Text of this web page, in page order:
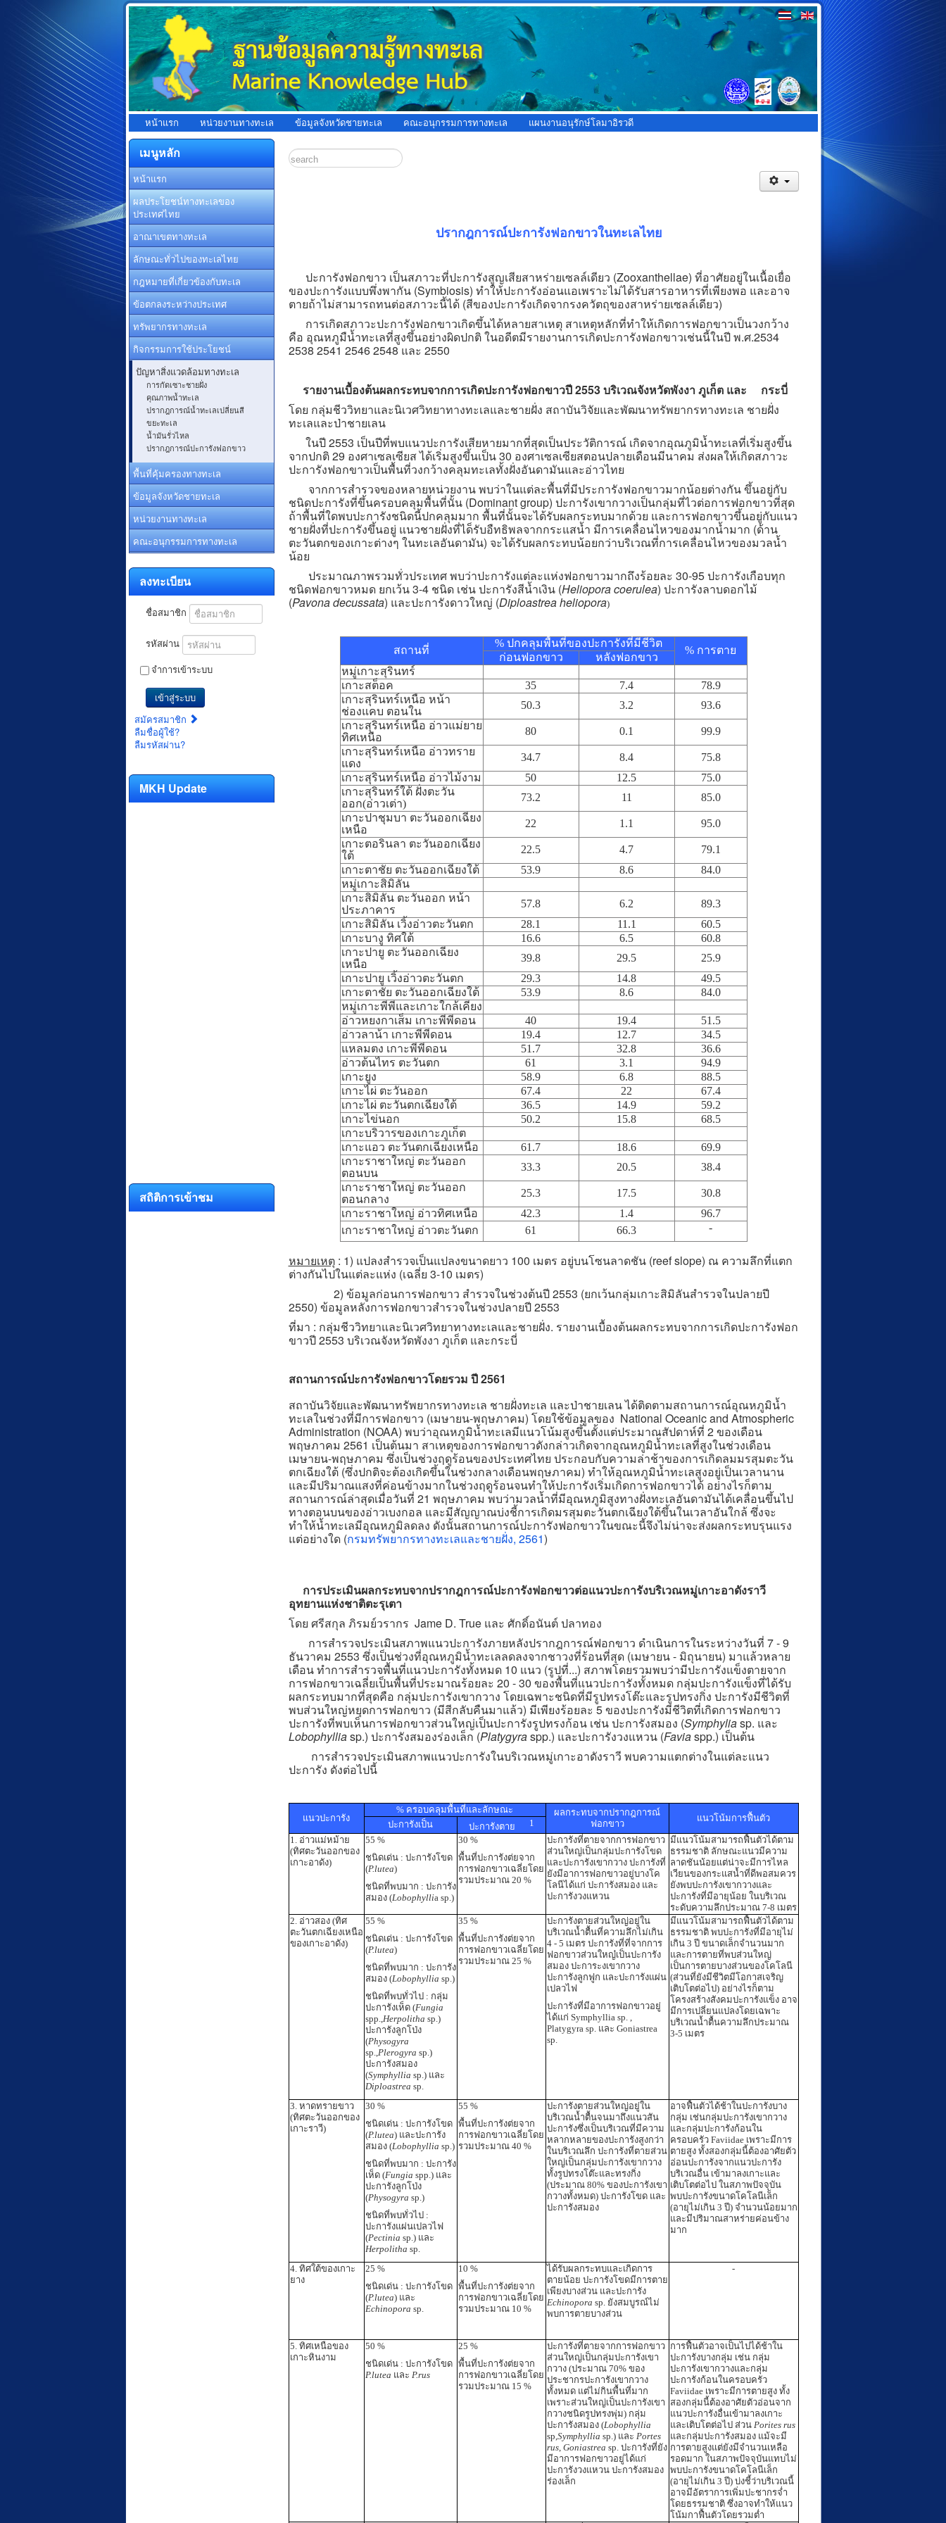
หน้าแรก หน่วยงานทางทะเล ข้อมูลจังหวัดชายทะเล คณะอนุกรรมการทางทะเล แผนงานอนุรักษ์โลมาอิรวดี
เมนูหลัก
หน้าแรก
ผลประโยชน์ทางทะเลของ
ประเทศไทย
อาณาเขตทางทะเล
ลักษณะทั่วไปของทะเลไทย
กฎหมายที่เกี่ยวข้องกับทะเล
ข้อตกลงระหว่างประเทศ
ทรัพยากรทางทะเล
กิจกรรมการใช้ประโยชน์
ปัญหาสิ่งแวดล้อมทางทะเล
การกัดเซาะชายฝั่ง
คุณภาพน้ำทะเล
ปรากฎการณ์น้ำทะเลเปลี่ยนสี
ขยะทะเล
น้ำมันรั่วไหล
ปรากฎการณ์ปะการังฟอกขาว
พื้นที่คุ้มครองทางทะเล
ข้อมูลจังหวัดชายทะเล
หน่วยงานทางทะเล
คณะอนุกรรมการทางทะเล
ลงทะเบียน
ชื่อสมาชิก
รหัสผ่าน
จำการเข้าระบบ
เข้าสู่ระบบ
สมัครสมาชิก
ลืมชื่อผู้ใช้?
ลืมรหัสผ่าน?
MKH Update
สถิติการเข้าชม
ปรากฎการณ์ปะการังฟอกขาวในทะเลไทย
ปะการังฟอกขาว เป็นสภาวะที่ปะการังสูญเสียสาหร่ายเซลล์เดียว (Zooxanthellae) ที่อาศัยอยู่ในเนื้อเยื่อ
ของปะการังแบบพึ่งพากัน (Symbiosis) ทำให้ปะการังอ่อนแอเพราะไม่ได้รับสารอาหารที่เพียงพอ และอาจ
ตายถ้าไม่สามารถทนต่อสภาวะนี้ได้ (สีของปะการังเกิดจากรงควัตถุของสาหร่ายเซลล์เดียว)
การเกิดสภาวะปะการังฟอกขาวเกิดขึ้นได้หลายสาเหตุ สาเหตุหลักที่ทำให้เกิดการฟอกขาวเป็นวงกว้าง
คือ อุณหภูมืน้ำทะเลที่สูงขึ้นอย่างผิดปกติ ในอดีตมีรายงานการเกิดปะการังฟอกขาวเช่นนี้ในปี พ.ศ.2534
2538 2541 2546 2548 และ 2550
รายงานเบื้องต้นผลกระทบจากการเกิดปะการังฟอกขาวปี 2553 บริเวณจังหวัดพังงา ภูเก็ต และ
กระบี่
โดย กลุ่มชีววิทยาและนิเวศวิทยาทางทะเลและชายฝั่ง สถาบันวิจัยและพัฒนาทรัพยากรทางทะเล ชายฝั่ง
ทะเลและป่าชายเลน
ในปี 2553 เป็นปีที่พบแนวปะการังเสียหายมากที่สุดเป็นประวัติการณ์ เกิดจากอุณภูมิน้ำทะเลที่เริ่มสูงขึ้น
จากปกติ 29 องศาเซลเซียส ได้เริ่มสูงขึ้นเป็น 30 องศาเซลเซียสตอนปลายเดือนมีนาคม ส่งผลให้เกิดสภาวะ
ปะการังฟอกขาวเป็นพื้นที่วงกว้างคลุมทะเลทั้งฝั่งอันดามันและอ่าวไทย
จากการสำรวจของหลายหน่วยงาน พบว่าในแต่ละพื้นที่มีประการังฟอกขาวมากน้อยต่างกัน ขึ้นอยู่กับ
ชนิดปะการังที่ขึ้นครอบคลุมพื้นที่นั้น (Dominant group) ปะการังเขากวางเป็นกลุ่มที่ไวต่อการฟอกขาวที่สุด
ถ้าพื้นที่ใดพบปะการังชนิดนี้ปกคลุมมาก พื้นที่นั้นจะได้รับผลกระทบมากด้วย และการฟอกขาวขึ้นอยู่กับแนว
ชายฝั่งที่ปะการังขึ้นอยู่ แนวชายฝั่งที่ได็รับอืทธิพลจากกระแสน้ำ มีการเคลื่อนไหวของมากน้ำมาก (ด้าน
ตะวันตกของเกาะต่างๆ ในทะเลอันดามัน) จะได้รับผลกระทบน้อยกว่าบริเวณที่การเคลื่อนไหวของมวลน้ำ
น้อย
ประมาณภาพรวมทั่วประเทศ พบว่าปะการังแต่ละแห่งฟอกขาวมากถึงร้อยละ 30-95 ปะการังเกือบทุก
ชนิดฟอกขาวหมด ยกเว้น 3-4 ชนิด เช่น ปะการังสีน้ำเงิน (Heliopora coerulea) ปะการังลาบดอกไม้
(Pavona decussata) และปะการังดาวใหญ่ (Diploastrea heliopora)
สถานที่
% ปกคลุมพื้นที่ของปะการังที่มีชีวิต
% การตาย
ก่อนฟอกขาว
หลังฟอกขาว
หมู่เกาะสุรินทร์
เกาะสต็อค
35 7.4
78.9
เกาะสุรินทร์เหนือ หน้า
ช่องแคบ ตอนใน
50.3 3.2
93.6
เกาะสุรินทร์เหนือ อ่าวแม่ยาย
ทิศเหนือ
80 0.1
99.9
เกาะสุรินทร์เหนือ อ่าวทราย
แดง
34.7 8.4
75.8
เกาะสุรินทร์เหนือ อ่าวไม้งาม
50 12.5
75.0
เกาะสุรินทร์ใต้ ฝั่งตะวัน
ออก(อ่าวเต่า)
73.2 11
85.0
เกาะปาชุมบา ตะวันออกเฉียง
เหนือ
22 1.1
95.0
เกาะตอรินลา ตะวันออกเฉียง
ใต้
22.5 4.7
79.1
เกาะตาชัย ตะวันออกเฉียงใต้
53.9 8.6
84.0
หมู่เกาะสิมิลัน
เกาะสิมิลัน ตะวันออก หน้า
ประภาคาร
57.8 6.2
89.3
เกาะสิมิลัน เวิ้งอ่าวตะวันตก
28.1 11.1
60.5
เกาะบางู ทิศใต้
16.6 6.5
60.8
เกาะปายู ตะวันออกเฉียง
เหนือ
39.8 29.5
25.9
เกาะปายู เวิ้งอ่าวตะวันตก
29.3 14.8
49.5
เกาะตาชัย ตะวันออกเฉียงใต้
53.9 8.6
84.0
หมู่เกาะพีพีและเกาะใกล้เคียง
อ่าวหยงกาเส็ม เกาะพีพีดอน
40 19.4
51.5
อ่าวลาน้า เกาะพีพีดอน
19.4 12.7
34.5
แหลมตง เกาะพีพีดอน
51.7 32.8
36.6
อ่าวต้นไทร ตะวันตก
61 3.1
94.9
เกาะยูง
58.9 6.8
88.5
เกาะไผ่ ตะวันออก
67.4 22
67.4
เกาะไผ่ ตะวันตกเฉียงใต้
36.5 14.9
59.2
เกาะไข่นอก
50.2 15.8
68.5
เกาะบริวารของเกาะภูเก็ต
เกาะแอว ตะวันตกเฉียงเหนือ
61.7 18.6
69.9
เกาะราชาใหญ่ ตะวันออก
ตอนบน
33.3 20.5
38.4
เกาะราชาใหญ่ ตะวันออก
ตอนกลาง
25.3 17.5
30.8
เกาะราชาใหญ่ อ่าวทิศเหนือ
42.3 1.4
96.7
เกาะราชาใหญ่ อ่าวตะวันตก
61 66.3 -
หมายเหตุ: 1) แปลงสำรวจเป็นแปลงขนาดยาว 100 เมตร อยู่บนโซนลาดชัน (reef slope) ณ ความลึกที่แตก
ต่างกันไปในแต่ละแห่ง (เฉลี่ย 3-10 เมตร)
2) ข้อมูลก่อนการฟอกขาว สำรวจในช่วงต้นปี 2553 (ยกเว้นกลุ่มเกาะสิมิลันสำรวจในปลายปี
2550) ข้อมูลหลังการฟอกขาวสำรวจในช่วงปลายปี 2553
ที่มา : กลุ่มชีววิทยาและนิเวศวิทยาทางทะเลและชายฝั่ง. รายงานเบื้องต้นผลกระทบจากการเกิดปะการังฟอก
ขาวปี 2553 บริเวณจังหวัดพังงา ภูเก็ต และกระบี่
สถานการณ์ปะการังฟอกขาวโดยรวม ปี 2561
สถาบันวิจัยและพัฒนาทรัพยากรทางทะเล ชายฝั่งทะเล และป่าชายเลน ได้ติดตามสถานการณ์อุณหภูมิน้ำ
ทะเลในช่วงที่มีการฟอกขาว (เมษายน-พฤษภาคม) โดยใช้ข้อมูลของ National Oceanic and Atmospheric
Administration (NOAA) พบว่าอุณหภูมิน้ำทะเลมีแนวโน้มสูงขึ้นตั้งแต่ประมาณสัปดาห์ที่ 2 ของเดือน
พฤษภาคม 2561 เป็นต้นมา สาเหตุของการฟอกขาวดังกล่าวเกิดจากอุณหภูมิน้ำทะเลที่สูงในช่วงเดือน
เมษายน-พฤษภาคม ซึ่งเป็นช่วงฤดูร้อนของประเทศไทย ประกอบกับความล่าช้าของการเกิดลมมรสุมตะวัน
ตกเฉียงใต้ (ซึ่งปกติจะต้องเกิดขึ้นในช่วงกลางเดือนพฤษภาคม) ทำให้อุณหภูมิน้ำทะเลสูงอยู่เป็นเวลานาน
และมีปริมาณแสงที่ค่อนข้างมากในช่วงฤดูร้อนจนทำให้ปะการังเริ่มเกิดการฟอกขาวได้ อย่างไรก็ตาม
สถานการณ์ล่าสุดเมื่อวันที่ 21 พฤษภาคม พบว่ามวลน้ำที่มีอุณหภูมิสูงทางฝั่งทะเลอันดามันได้เคลื่อนขึ้นไป
ทางตอนบนของอ่าวเบงกอล และมีสัญญาณบ่งชี้การเกิดมรสุมตะวันตกเฉียงใต้ขึ้นในเวลาอันใกล้ ซึ่งจะ
ทำให้น้ำทะเลมีอุณหภูมิลดลง ดังนั้นสถานการณ์ปะการังฟอกขาวในขณะนี้จึงไม่น่าจะส่งผลกระทบรุนแรง
แต่อย่างใด (กรมทรัพยากรทางทะเลและชายฝั่ง, 2561)
การประเมินผลกระทบจากปรากฎการณ์ปะการังฟอกขาวต่อแนวปะการังบริเวณหมู่เกาะอาดังราวี
อุทยานแห่งชาติตะรุเตา
โดย ศรีสกุล ภิรมย์วรากร Jame D. True และ ศักดิ์อนันต์ ปลาทอง
การสำรวจประเมินสภาพแนวปะการังภายหลังปรากฎการณ์ฟอกขาว ดำเนินการในระหว่างวันที่ 7 - 9
ธันวาคม 2553 ซึ่งเป็นช่วงที่อุณหภูมิน้ำทะเลลดลงจากชาวงที่ร้อนที่สุด (เมษายน - มิถุนายน) มาแล้วหลาย
เดือน ทำการสำรวจพื้นที่แนวปะการังทั้งหมด 10 แนว (รูปที่...) สภาพโดยรวมพบว่ามีปะการังแข็งตายจาก
การฟอกขาวเฉลี่ยเป็นพื้นที่ประมาณร้อยละ 20 - 30 ของพื้นที่แนวปะการังทั้งหมด กลุ่มปะการังแข็งที่ได้รับ
ผลกระทบมากที่สุดคือ กลุ่มปะการังเขากวาง โดยเฉพาะชนิดที่มีรูปทรงโต๊ะและรูปทรงกิ่ง ปะการังมีชีวิตที่
พบส่วนใหญ่หยุดการฟอกขาว (มีสีกลับคืนมาแล้ว) มีเพียงร้อยละ 5 ของปะการังมีชีวิตที่เกิดการฟอกขาว
ปะการังที่พบเห็นการฟอกขาวส่วนใหญ่เป็นปะการังรูปทรงก้อน เช่น ปะการังสมอง (Symphyliasp. และ
Lobophylliasp.) ปะการังสมองร่องเล็ก (Platygyraspp.) และปะการังวงแหวน (Faviaspp.) เป็นต้น
การสำรวจประเมินสภาพแนวปะการังในบริเวณหมู่เกาะอาดังราวี พบความแตกต่างในแต่ละแนว
ปะการัง ดังต่อไปนี้
แนวปะการัง
% ครอบคลุมพื้นที่และลักษณะ
ผลกระทบจากปรากฎการณ์
ฟอกขาว
แนวโน้มการฟื้นตัว
ปะการังเป็น ปะการังตาย
1
1. อ่าวแม่หม้าย
(ทิศตะวันออกของ
เกาะอาดัง)
55 %
ชนิดเด่น : ปะการังโขด
(P.lutea)
ชนิดที่พบมาก : ปะการัง
สมอง (Lobophyllia sp.)
30 %
พื้นที่ปะการังต่ยจาก
การฟอกขาวเฉลี่ยโดย
รวมประมาณ 20 %
ปะการังที่ตายจากการฟอกขาว
ส่วนใหญ่เป็นกลุ่มปะการังโขด
และปะการังเขากวาง ปะการังที่
ยังมีอาการฟอกขาวอยู่บางโค
โลนีได้แก่ ปะการังสมอง และ
ปะการังวงแหวน
มีแนวโน้มสามารถฟื้นตัวได้ตาม
ธรรมชาติ ลักษณะแนวมีความ
ลาดชันน้อยแต่น่าจะมีการไหล
เวียนของกระแสน้ำที่ดีพอสมควร
ยังพบปะการังเขากวางและ
ปะการังที่มีอายุน้อย ในบริเวณ
ระดับความลึกประมาณ 7-8 เมตร
2. อ่าวสอง (ทิศ
ตะวันตกเฉียงเหนือ
ของเกาะอาดัง)
55 %
ชนิดเด่น : ปะการังโขด
(P.lutea)
ชนิดที่พบมาก : ปะการัง
สมอง (Lobophyllia sp.)
ชนิดที่พบทั่วไป : กลุ่ม
ปะการังเห็ด (Fungia
spp.,Herpolitha sp.)
ปะการังลูกโป่ง
(Physogyra
sp.,Plerogyra sp.)
ปะการังสมอง
(Symphyllia sp.) และ
Diploastrea sp.
35 %
พื้นที่ปะการังต่ยจาก
การฟอกขาวเฉลี่ยโดย
รวมประมาณ 25 %
ปะการังตายส่วนใหญ่อยู่ใน
บริเวณน้ำตื้นที่ความลึกไม่เกิน
4 - 5 เมตร ปะการังที่ที่จากการ
ฟอกขาวส่วนใหญ๋เป็นปะการัง
สมอง ปะการะงเขากวาง
ปะการังลูกฟูก และปะการังแผ่น
เปลวไฟ
ปะการังที่มีอาการฟอกขาวอยู่
ได้แก่ Symphyllia sp. ,
Platygyra sp. และ Goniastrea
sp.
มีแนวโน้มสามารถฟื้นตัวได้ตาม
ธรรมชาติ พบปะการังที่มีอายุไม่
เกิน 3 ปี ขนาดเล็กจำนวนมาก
และการตายที่พบส่วนใหญ่
เป็นการตายบางส่วนของโคโลนี
(ส่วนที่ยังมีชีวิตมีโอกาสเจริญ
เติบโตต่อไป) อย่างไรก็ตาม
โครงสร้างสังคมปะการังแข็ง อาจ
มีการเปลี่ยนแปลงโดยเฉพาะ
บริเวณน้ำตื้นความลึกประมาณ
3-5 เมตร
3. หาดทรายขาว
(ทิศตะวันออกของ
เกาะราวี)
30 %
ชนิดเด่น : ปะการังโขด
(P.lutea) และปะการัง
สมอง (Lobophyllia sp.)
ชนิดที่พบมาก : ปะการัง
เห็ด (Fungia spp.) และ
ปะการังลูกโป่ง
(Physogyra sp.)
ชนิดที่พบทั่วไป :
ปะการังแผ่นเปลวไฟ
(Pectinia sp.) และ
Herpolitha sp.
55 %
พื้นที่ปะการังต่ยจาก
การฟอกขาวเฉลี่ยโดย
รวมประมาณ 40 %
ปะการังตายส่วนใหญ่อยู่ใน
บริเวณน้ำตื้นจนมาถึงแนวสัน
ปะการังซึ่งเป็นบริเวณที่มีความ
หลากหลายของปะการังสูงกว่า
ในบริเวณลึก ปะการังที่ตายส่วน
ใหญ่เป็นกลุ่มปะการังเขากวาง
ทั้งรูปทรงโต๊ะและทรงกิ่ง
(ประมาณ 80% ของปะการังเขา
กวางทั้งหมด) ปะการังโขด และ
ปะการังสมอง
อาจฟื้นตัวได้ช้าในปะการังบาง
กลุ่ม เช่นกลุ่มปะการังเขากวาง
และกลุ่มปะการังก้อนใน
ครอบครัว Faviidae เพราะมีการ
ตายสูง ทั้งสองกลุ่มนี้ต้องอาศัยตัว
อ่อนปะการังจากแนวปะการัง
บริเวณอื่น เข้ามาลงเกาะและ
เติบโตต่อไป ในสภาพปัจจุบัน
พบปะการังขนาดโคโลนีเล็ก
(อายุไม่เกิน 3 ปี) จำนวนน้อยมาก
และมีปริมาณสาหร่ายค่อนข้าง
มาก
4. ทิศใต้ของเกาะ
ยาง
25 %
ชนิดเด่น : ปะการังโขด
(P.lutea) และ
Echinopora sp.
10 %
พื้นที่ปะการังต่ยจาก
การฟอกขาวเฉลี่ยโดย
รวมประมาณ 10 %
ได้รับผลกระทบและเกิดการ
ตายน้อย ปะการังโขดมีการตาย
เพียงบางส่วน และปะการัง
Echinopora sp. ยังสมบูรณ์ไม่
พบการตายบางส่วน
-
5. ทิศเหนือของ
เกาะหินงาม
50 %
ชนิดเด่น : ปะการังโขด
P.lutea และ P.rus
25 %
พื้นที่ปะการังต่ยจาก
การฟอกขาวเฉลี่ยโดย
รวมประมาณ 15 %
ปะการังที่ตายจากการฟอกขาว
ส่วนใหญ่เป็นกลุ่มปะการังเขา
กวาง (ประมาณ 70% ของ
ประชากรปะการังเขากวาง
ทั้งหมด แต่ไม่กินพื้นที่มาก
เพราะส่วนใหญ่เป็นปะการังเขา
กวางชนิดรูปทรงพุ่ม) กลุ่ม
ปะการังสมอง (Lobophyllia
sp,Symphyllia sp.) และ Portes
rus, Goniastrea sp. ปะการังที่ยัง
มีอาการฟอกขาวอยู่ได้แก่
ปะการังวงแหวน ปะการังสมอง
ร่องเล็ก
การฟื้นตัวอาจเป็นไปได้ช้าใน
ปะการังบางกลุ่ม เช่น กลุ่ม
ปะการังเขากวางและกลุ่ม
ปะการังก้อนในครอบครัว
Faviidae เพราะมีการตายสูง ทั้ง
สองกลุ่มนี้ต้องอาศัยตัวอ่อนจาก
แนวปะการังอื่นเข้ามาลงเกาะ
และเติบโตต่อไป ส่วน Porites rus
และกลุ่มปะการังสมอง แม้จะมี
การตายสูงแต่ยังมีจำนวนเหลือ
รอดมาก ในสภาพปัจจุบันแทบไม่
พบปะการังขนาดโคโลนีเล็ก
(อายุไม่เกิน 3 ปี) บ่งชี้ว่าบริเวณนี้
อาจมีอัตราการเพิ่มปะชากรจ่ำ
โดยธรรมชาติ ซึ่งอาจทำให้แนว
โน้มกาฟื้นตัวโดยรวมต่ำ